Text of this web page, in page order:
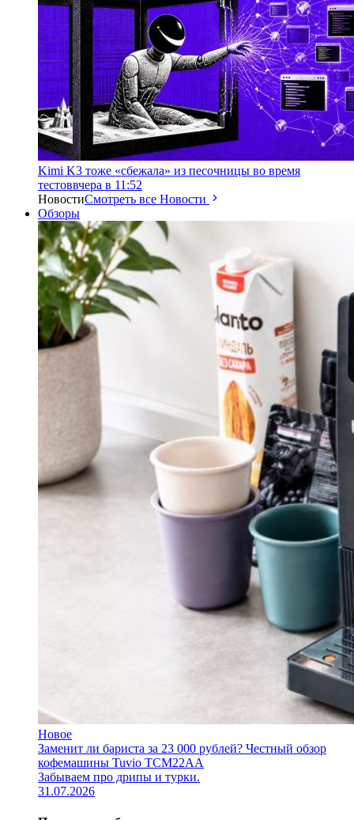
Kimi K3 тоже «сбежала» из песочницы во время
тестоввчера в 11:52
НовостиСмотреть все Новости
Обзоры
Новое
Заменит ли бариста за 23 000 рублей? Честный обзор
кофемашины Tuvio TCM22AA
Забываем про дрипы и турки.
31.07.2026